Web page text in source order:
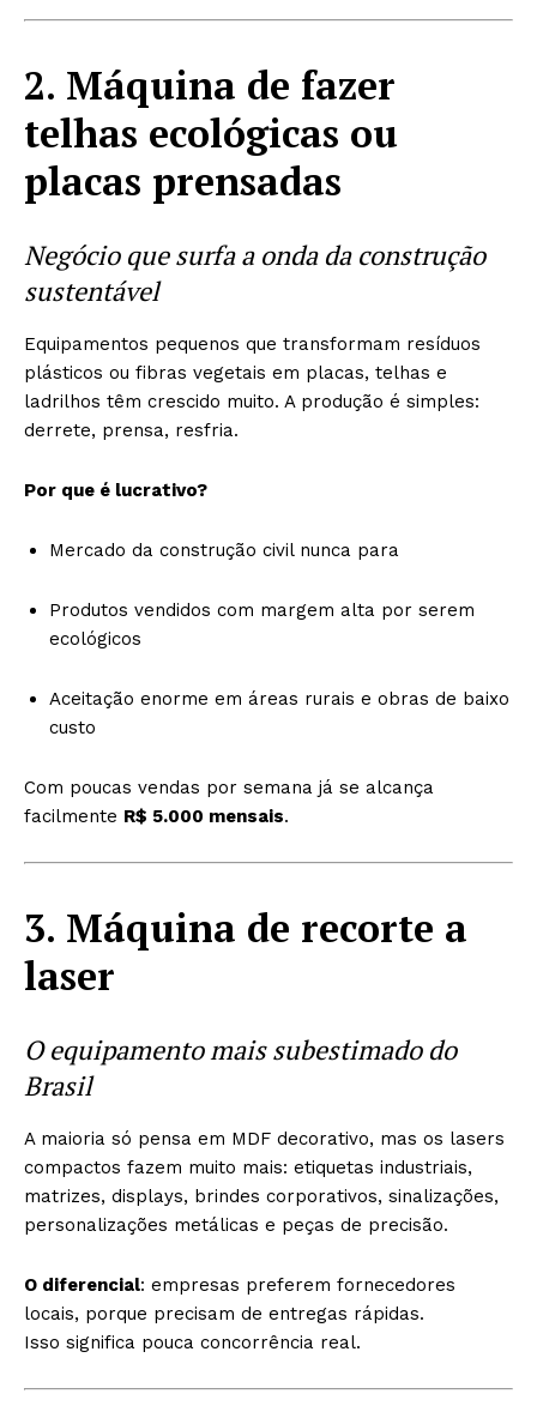
2. Máquina de fazer
telhas ecológicas ou
placas prensadas
Negócio que surfa a onda da construção
sustentável
Equipamentos pequenos que transformam resíduos
plásticos ou fibras vegetais em placas, telhas e
ladrilhos têm crescido muito. A produção é simples:
derrete, prensa, resfria.
Por que é lucrativo?
Mercado da construção civil nunca para
Produtos vendidos com margem alta por serem
ecológicos
Aceitação enorme em áreas rurais e obras de baixo
custo
Com poucas vendas por semana já se alcança
facilmente R$ 5.000 mensais.
3. Máquina de recorte a
laser
O equipamento mais subestimado do
Brasil
A maioria só pensa em MDF decorativo, mas os lasers
compactos fazem muito mais: etiquetas industriais,
matrizes, displays, brindes corporativos, sinalizações,
personalizações metálicas e peças de precisão.
O diferencial: empresas preferem fornecedores
locais, porque precisam de entregas rápidas.
Isso significa pouca concorrência real.